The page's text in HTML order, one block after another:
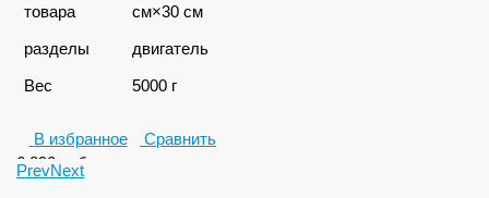
товара
см×30 см
разделы
двигатель
Вес
5000 г
В избранное
Сравнить
6 890руб.
PrevNext